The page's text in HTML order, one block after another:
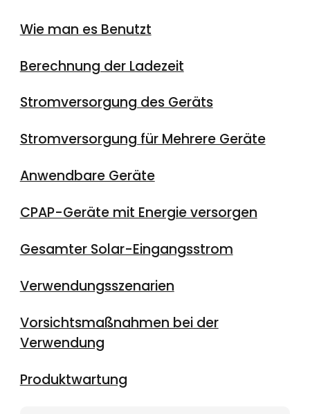
Wie man es Benutzt
Berechnung der Ladezeit
Stromversorgung des Geräts
Stromversorgung für Mehrere Geräte
Anwendbare Geräte
CPAP-Geräte mit Energie versorgen
Gesamter Solar-Eingangsstrom
Verwendungsszenarien
Vorsichtsmaßnahmen bei der
Verwendung
Produktwartung